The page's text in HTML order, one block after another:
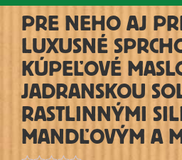
PRE NEHO AJ
LUXUSNÉ
KÚPEĽOVÉ
JADRANSKOU
RASTLINNÝMI
MANDĽOVÝM A